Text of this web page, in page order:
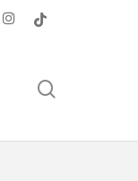
instagram
tiktok